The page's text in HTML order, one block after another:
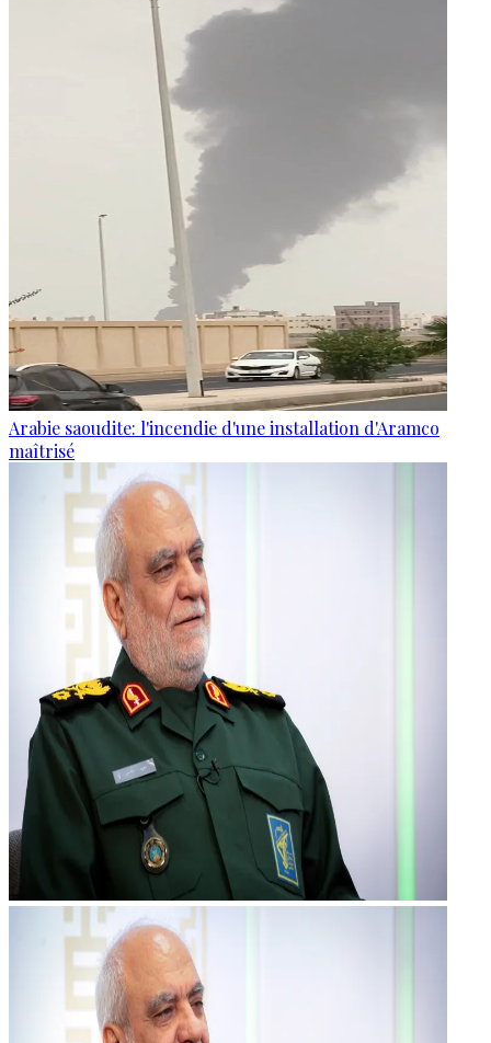
Arabie saoudite: l'incendie d'une installation d'Aramco
maîtrisé